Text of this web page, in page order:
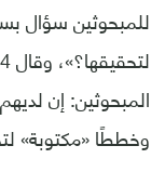
للمبحوثين سؤال
وخططًا «مكتوبة»